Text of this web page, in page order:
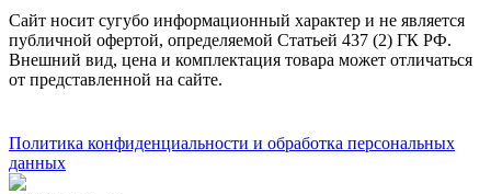
Сайт носит сугубо информационный характер и не является
публичной офертой, определяемой Статьей 437 (2) ГК РФ.
Внешний вид, цена и комплектация товара может отличаться
от представленной на сайте.
Политика конфиденциальности и обработка персональных
данных